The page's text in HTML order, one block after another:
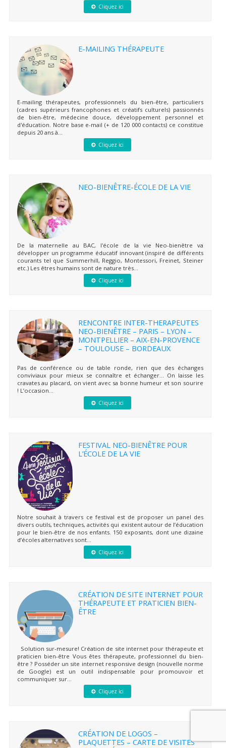
Cliquez ici
E-MAILING THÉRAPEUTE
E-mailing thérapeutes, professionnels du bien-être, particuliers
(cadres supérieurs francophones et créatifs culturels) passionnés
de bien-être, médecine douce, développement personnel et
d'éducation. Notre base e-mail (+ de 120 000 contacts) ce constitue
depuis 20 ans à...
Cliquez ici
NEO-BIENÊTRE-ÉCOLE DE LA VIE
De la maternelle au BAC, l'école de la vie Neo-bienêtre va
développer un programme éducatif innovant (inspiré de différents
courants tel que Summerhill, Reggio, Montessori, Freinet, Steiner
etc.) Les êtres humains sont de nature très...
Cliquez ici
RENCONTRE INTER-THERAPEUTES
NEO-BIENÊTRE – PARIS – LYON –
MONTPELLIER – AIX-EN-PROVENCE
– TOULOUSE – BORDEAUX
Pas de conférence ou de table ronde, rien que des échanges
conviviaux pour mieux se connaître et échanger… On laisse les
cravates au placard, on vient avec sa bonne humeur et son sourire
! L’occasion...
Cliquez ici
FESTIVAL NEO-BIENÊTRE POUR
L’ÉCOLE DE LA VIE
Notre souhait à travers ce festival est de proposer un panel des
divers outils, techniques, activités qui existent autour de l’éducation
pour le bien-être de nos enfants. 150 exposants, dont une dizaine
d’écoles alternatives sont...
Cliquez ici
CRÉATION DE SITE INTERNET POUR
THÉRAPEUTE ET PRATICIEN BIEN-
ÊTRE
Solution sur-mesure! Création de site internet pour thérapeute et
praticien bien-être Vous êtes thérapeute, professionnel du bien-
être ? Posséder un site internet responsive design (nouvelle norme
de Google) est un outil indispensable pour promouvoir et
communiquer sur...
Cliquez ici
CRÉATION DE LOGOS –
PLAQUETTES – CARTE DE VISITES